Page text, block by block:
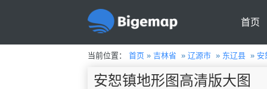
首页
当前位置： 首页» 吉林省 » 辽源市» 东辽县» 安
安恕镇地形图高清版大图